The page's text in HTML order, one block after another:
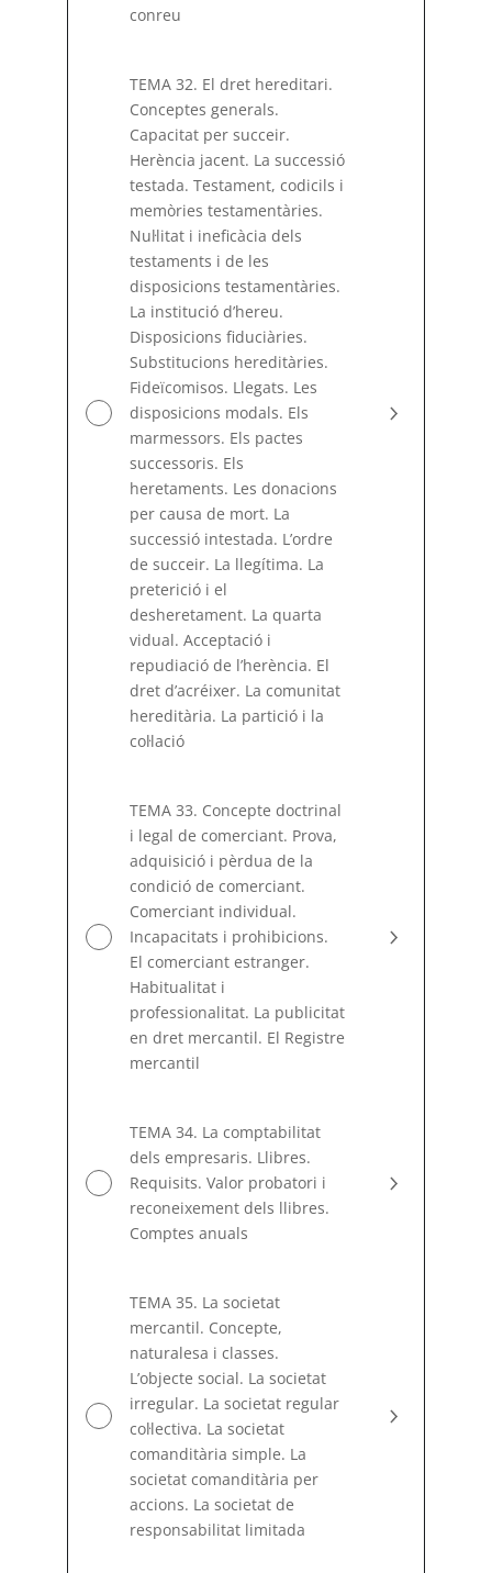
conreu
TEMA 32. El dret hereditari.
Conceptes generals.
Capacitat per succeir.
Herència jacent. La successió
testada. Testament, codicils i
memòries testamentàries.
Nuŀlitat i ineficàcia dels
testaments i de les
disposicions testamentàries.
La institució d’hereu.
Disposicions fiduciàries.
Substitucions hereditàries.
Fideïcomisos. Llegats. Les
disposicions modals. Els
marmessors. Els pactes
successoris. Els
heretaments. Les donacions
per causa de mort. La
successió intestada. L’ordre
de succeir. La llegítima. La
preterició i el
desheretament. La quarta
vidual. Acceptació i
repudiació de l’herència. El
dret d’acréixer. La comunitat
hereditària. La partició i la
coŀlació
TEMA 33. Concepte doctrinal
i legal de comerciant. Prova,
adquisició i pèrdua de la
condició de comerciant.
Comerciant individual.
Incapacitats i prohibicions.
El comerciant estranger.
Habitualitat i
professionalitat. La publicitat
en dret mercantil. El Registre
mercantil
TEMA 34. La comptabilitat
dels empresaris. Llibres.
Requisits. Valor probatori i
reconeixement dels llibres.
Comptes anuals
TEMA 35. La societat
mercantil. Concepte,
naturalesa i classes.
L’objecte social. La societat
irregular. La societat regular
coŀlectiva. La societat
comanditària simple. La
societat comanditària per
accions. La societat de
responsabilitat limitada